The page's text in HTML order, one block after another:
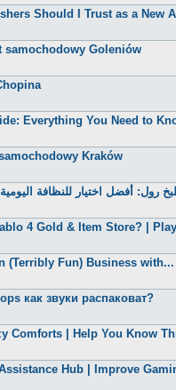
Should I Trust as a New
samochodowy Goleniów
Everything You Need to
Kraków
رول: أفضل اختيار للنظافة
4 Gold & Item Store? |
(Terribly Fun) Business
как звуки распаковат?
Comforts | Help You Know
Hub | Improve